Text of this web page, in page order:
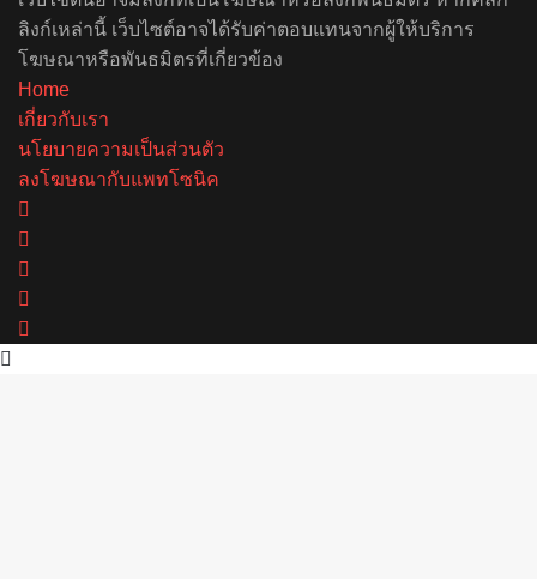
ลิงก์เหล่านี้ เว็บไซต์อาจได้รับค่าตอบแทนจากผู้ให้บริการ
โฆษณาหรือพันธมิตรที่เกี่ยวข้อง
Home
เกี่ยวกับเรา
นโยบายความเป็นส่วนตัว
ลงโฆษณากับแพทโซนิค